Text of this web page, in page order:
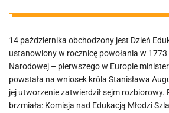
oświaty
14 października obchodzony jest Dzień
ustanowiony w rocznicę powołania w
Narodowej – pierwszego w Europie
powstała na wniosek króla Stanisława
jej utworzenie zatwierdził sejm rozbiorowy.
brzmiała: Komisja nad Edukacją Młodzi